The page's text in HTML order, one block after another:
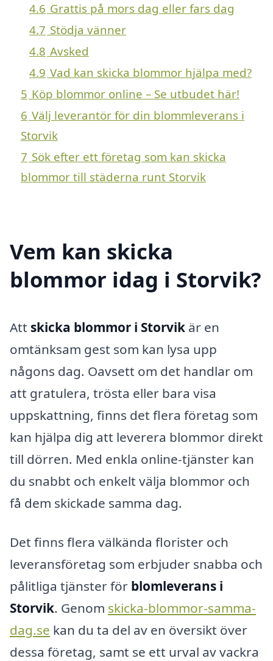
4.6 Grattis på mors dag eller fars dag
4.7 Stödja vänner
4.8 Avsked
4.9 Vad kan skicka blommor hjälpa med?
5 Köp blommor online – Se utbudet här!
6 Välj leverantör för din blommleverans i
Storvik
7 Sök efter ett företag som kan skicka
blommor till städerna runt Storvik
Vem kan skicka
blommor idag i Storvik?
Att skicka blommor i Storvik är en
omtänksam gest som kan lysa upp
någons dag. Oavsett om det handlar om
att gratulera, trösta eller bara visa
uppskattning, finns det flera företag som
kan hjälpa dig att leverera blommor direkt
till dörren. Med enkla online-tjänster kan
du snabbt och enkelt välja blommor och
få dem skickade samma dag.
Det finns flera välkända florister och
leveransföretag som erbjuder snabba och
pålitliga tjänster för blomleverans i
Storvik. Genom skicka-blommor-samma-
dag.se kan du ta del av en översikt över
dessa företag, samt se ett urval av vackra